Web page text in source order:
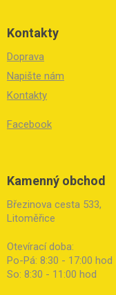
Kontakty
Doprava
Napište nám
Kontakty
Facebook
Kamenný obchod
Březinova cesta 533,
Litoměřice
Otevírací doba:
Po-Pá: 8:30 - 17:00 hod
So: 8:30 - 11:00 hod